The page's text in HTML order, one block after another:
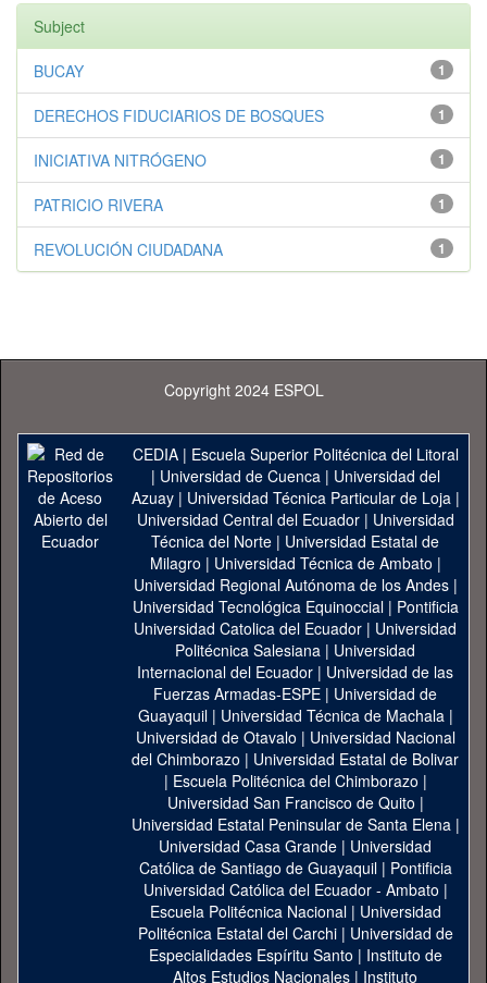
Subject
1
BUCAY
1
DERECHOS FIDUCIARIOS DE BOSQUES
1
INICIATIVA NITRÓGENO
1
PATRICIO RIVERA
1
REVOLUCIÓN CIUDADANA
Copyright 2024 ESPOL
CEDIA| Escuela Superior Politécnica del Litoral
| Universidad de Cuenca| Universidad del
Azuay| Universidad Técnica Particular de Loja|
Universidad Central del Ecuador| Universidad
Técnica del Norte | Universidad Estatal de
Milagro | Universidad Técnica de Ambato |
Universidad Regional Autónoma de los Andes|
Universidad Tecnológica Equinoccial| Pontificia
Universidad Catolica del Ecuador | Universidad
Politécnica Salesiana | Universidad
Internacional del Ecuador | Universidad de las
Fuerzas Armadas-ESPE | Universidad de
Guayaquil| Universidad Técnica de Machala|
Universidad de Otavalo | Universidad Nacional
del Chimborazo | Universidad Estatal de Bolivar
| Escuela Politécnica del Chimborazo |
Universidad San Francisco de Quito |
Universidad Estatal Peninsular de Santa Elena|
Universidad Casa Grande | Universidad
Católica de Santiago de Guayaquil| Pontificia
Universidad Católica del Ecuador - Ambato |
Escuela Politécnica Nacional| Universidad
Politécnica Estatal del Carchi| Universidad de
Especialidades Espíritu Santo | Instituto de
Altos Estudios Nacionales | Instituto